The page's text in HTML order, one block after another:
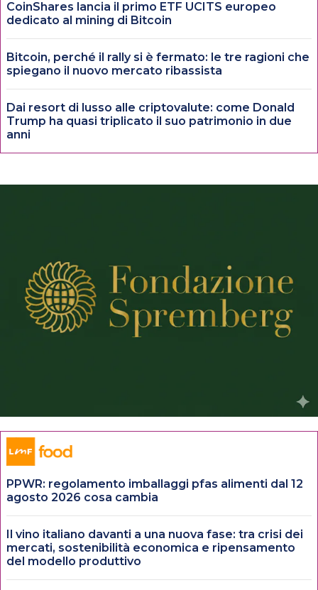
CoinShares lancia il primo ETF UCITS europeo
dedicato al mining di Bitcoin
Bitcoin, perché il rally si è fermato: le tre ragioni che
spiegano il nuovo mercato ribassista
Dai resort di lusso alle criptovalute: come Donald
Trump ha quasi triplicato il suo patrimonio in due
anni
PPWR: regolamento imballaggi pfas alimenti dal 12
agosto 2026 cosa cambia
Il vino italiano davanti a una nuova fase: tra crisi dei
mercati, sostenibilità economica e ripensamento
del modello produttivo